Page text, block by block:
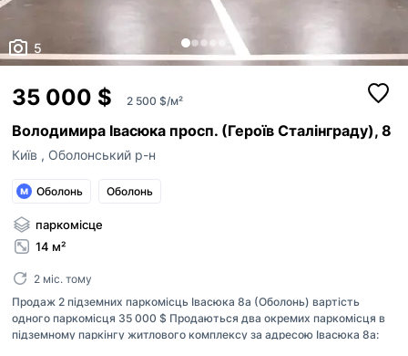
5
35 000 $ 2 500 $/м²
Володимира Івасюка просп. (Героїв Сталінграду), 8
Київ , Оболонський р-н
Оболонь Оболонь
паркомісце
14 м²
2 міс. тому
Продаж 2 підземних паркомісць Івасюка 8а (Оболонь) вартість
одного паркомісця 35 000 $ Продаються два окремих паркомісця в
підземному паркінгу житлового комплексу за адресою Івасюка 8а: